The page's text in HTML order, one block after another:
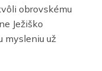
obrovskému
Ježiško
mysleniu už